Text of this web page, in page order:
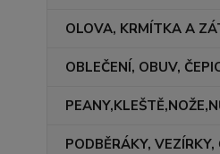
OLOVA, KRMÍTKA A
OBLEČENÍ, OBUV,
PODBĚRÁKY, VEZÍRKY,